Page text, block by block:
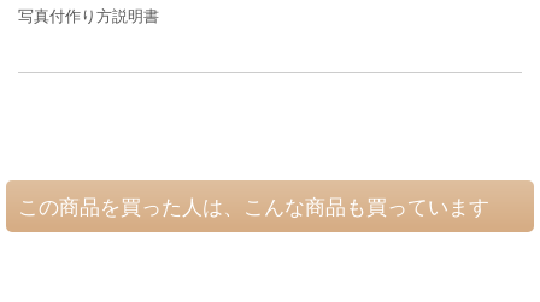
写真付作り方説明書
この商品を買った人は、こんな商品も買っています